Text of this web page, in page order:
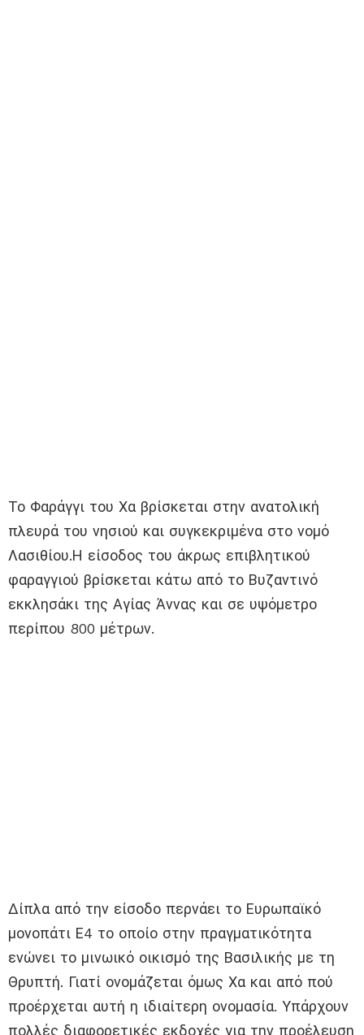
Το Φαράγγι του Χα βρίσκεται στην ανατολική
πλευρά του νησιού και συγκεκριμένα στο νομό
Λασιθίου.Η είσοδος του άκρως επιβλητικού
φαραγγιού βρίσκεται κάτω από το Βυζαντινό
εκκλησάκι της Αγίας Άννας και σε υψόμετρο
περίπου 800 μέτρων.
Δίπλα από την είσοδο περνάει το Ευρωπαϊκό
μονοπάτι Ε4 το οποίο στην πραγματικότητα
ενώνει το μινωικό οικισμό της Βασιλικής με τη
Θρυπτή. Γιατί ονομάζεται όμως Χα και από πού
προέρχεται αυτή η ιδιαίτερη ονομασία. Υπάρχουν
πολλές διαφορετικές εκδοχές για την προέλευση